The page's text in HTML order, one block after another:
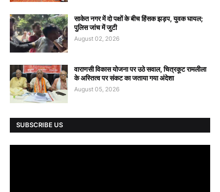
साकेत नगर में दो पक्षों के बीच हिंसक झड़प, युवक घायल;
पुलिस जांच में जुटी
August 02, 2026
वाराणसी विकास योजना पर उठे सवाल, चित्रकूट रामलीला
के अस्तित्व पर संकट का जताया गया अंदेशा
August 05, 2026
SUBSCRIBE US